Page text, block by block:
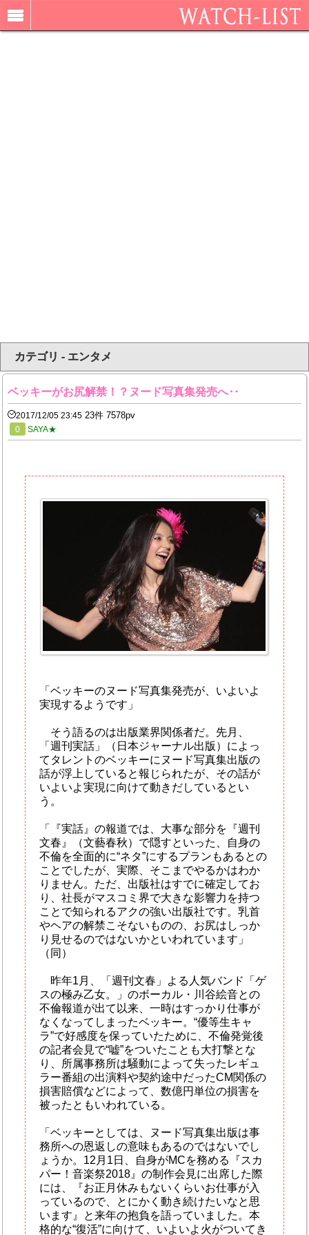
カテゴリ - エンタメ
ベッキーがお尻解禁！？ヌード写真集発売へ‥
2017/12/05 23:45 23件 7578pv
0 SAYA★
「ベッキーのヌード写真集発売が、いよいよ
実現するようです」
そう語るのは出版業界関係者だ。先月、
「週刊実話」（日本ジャーナル出版）によっ
てタレントのベッキーにヌード写真集出版の
話が浮上していると報じられたが、その話が
いよいよ実現に向けて動きだしているとい
う。
「『実話』の報道では、大事な部分を『週刊
文春』（文藝春秋）で隠すといった、自身の
不倫を全面的に“ネタ”にするプランもあるとの
ことでしたが、実際、そこまでやるかはわか
りません。ただ、出版社はすでに確定してお
り、社長がマスコミ界で大きな影響力を持つ
ことで知られるアクの強い出版社です。乳首
やヘアの解禁こそないものの、お尻はしっか
り見せるのではないかといわれています」
（同）
昨年1月、「週刊文春」よる人気バンド「ゲ
スの極み乙女。」のボーカル・川谷絵音との
不倫報道が出て以来、一時はすっかり仕事が
なくなってしまったベッキー。“優等生キャ
ラ”で好感度を保っていたために、不倫発覚後
の記者会見で“嘘”をついたことも大打撃とな
り、所属事務所は騒動によって失ったレギュ
ラー番組の出演料や契約途中だったCM関係の
損害賠償などによって、数億円単位の損害を
被ったともいわれている。
「ベッキーとしては、ヌード写真集出版は事
務所への恩返しの意味もあるのではないでし
ょうか。12月1日、自身がMCを務める『スカ
パー！音楽祭2018』の制作会見に出席した際
には、『お正月休みもないくらいお仕事が入
っているので、とにかく動き続けたいなと思
います』と来年の抱負を語っていました。本
格的な“復活”に向けて、いよいよ火がついてき